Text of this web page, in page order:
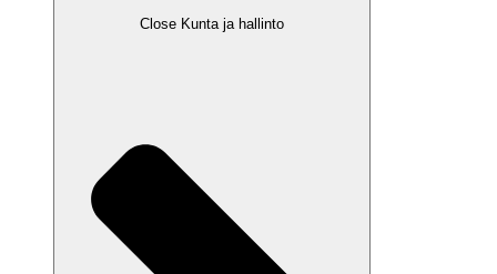
Close Kunta ja hallinto